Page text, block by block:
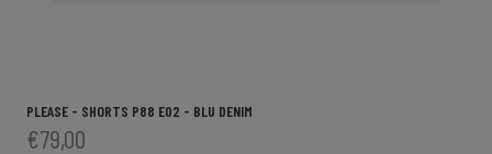
PLEASE - SHORTS P88 E02 - BLU DENIM
€79,00